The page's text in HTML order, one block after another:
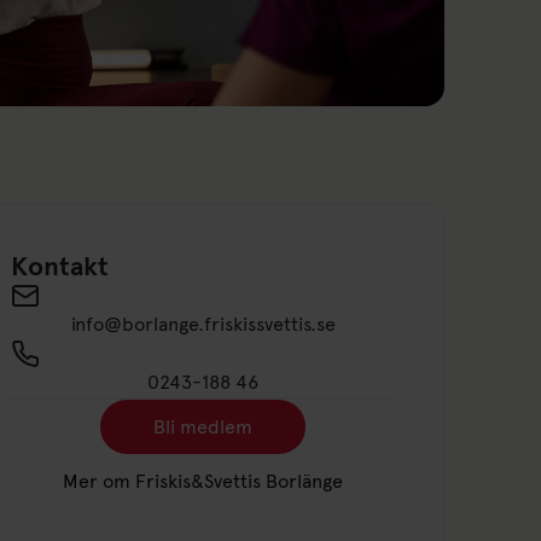
Kontakt
Send an email to info@borlange.friskissvettis.se
info@borlange.friskissvettis.se
0243-188 46
Länk till: Bli medlem
Bli medlem
Länk till: Mer om Friskis&Svettis
Mer om Friskis&Svettis Borlänge